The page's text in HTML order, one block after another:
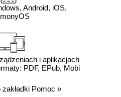
Android, iOS,
i aplikacjach
PDF, EPub, Mobi
Pomoc »